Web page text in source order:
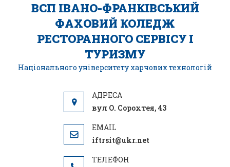
ВСП ІВАНО-ФРАНКІВСЬКИЙ
ФАХОВИЙ КОЛЕДЖ
РЕСТОРАННОГО СЕРВІСУ І
ТУРИЗМУ
Національного університету харчових технологій
вул О. Сорохтея, 43
iftrsit@ukr.net